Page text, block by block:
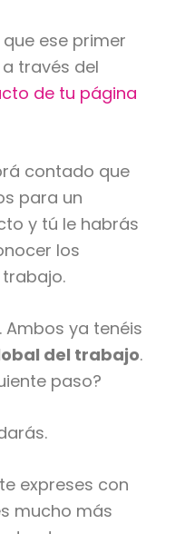
ese primer
través del
de tu página
contado que
para un
y tú le habrás
los
ya tenéis
del trabajo.
paso?
expreses con
mucho más